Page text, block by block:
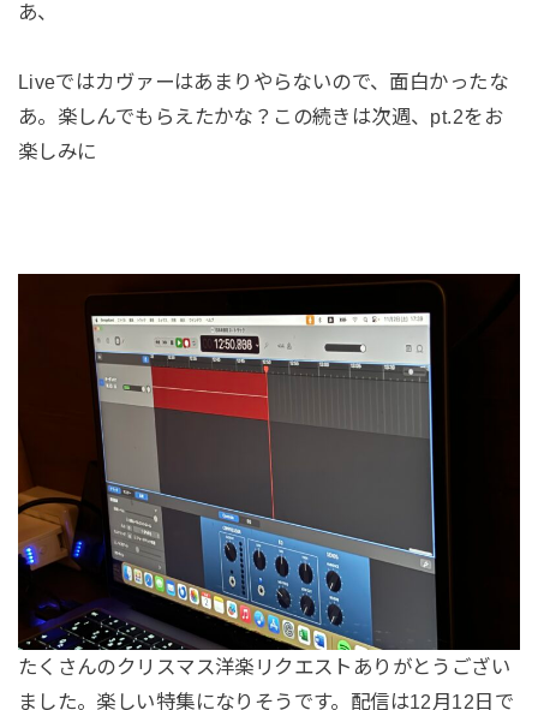
あ、
Liveではカヴァーはあまりやらないので、面白かったな
あ。楽しんでもらえたかな？この続きは次週、pt.2をお
楽しみに
たくさんのクリスマス洋楽リクエストありがとうござい
ました。楽しい特集になりそうです。配信は12月12日で